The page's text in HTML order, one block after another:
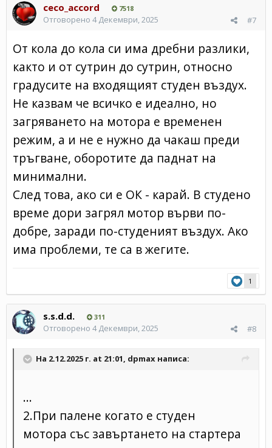
ceco_accord 7518
#7
Отговорено 4 Декември, 2025
От кола до кола си има дребни разлики,
както и от сутрин до сутрин, относно
градусите на входящият студен въздух.
Не казвам че всичко е идеално, но
загряването на мотора е временен
режим, а и не е нужно да чакаш преди
тръгване, оборотите да паднат на
минимални.
След това, ако си е ОК - карай. В студено
време дори загрял мотор върви по-
добре, заради по-студеният въздух. Ако
има проблеми, те са в жегите.
1
s.s.d.d. 311
#8
Отговорено 4 Декември, 2025
На 2.12.2025 г. at 21:01, dpmax написа:
...
2.При палене когато е студен
мотора със завъртането на стартера